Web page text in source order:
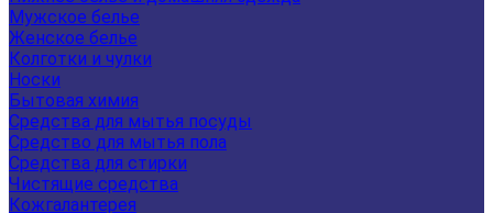
Мужское белье
Женское белье
Колготки и чулки
Носки
Бытовая химия
Средства для мытья посуды
Средство для мытья пола
Средства для стирки
Чистящие средства
Кожгалантерея